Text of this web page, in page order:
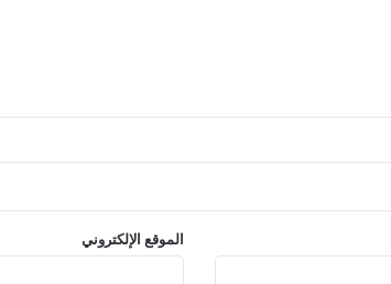
الموقع الإلكتروني